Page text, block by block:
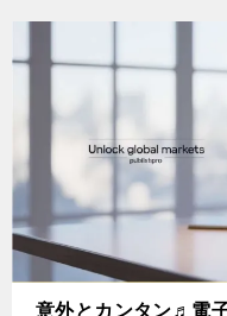
意外とカンタン♬電